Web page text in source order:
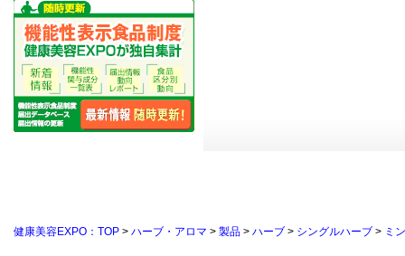
健康美容EXPO：TOP > ハーブ・アロマ > 製品 > ハーブ > シングルハーブ > ミ